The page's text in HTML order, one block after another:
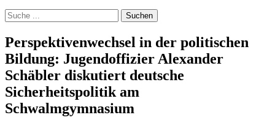
Suchen
Suchen
nach:
Perspektivenwechsel in der politischen
Bildung: Jugendoffizier Alexander
Schäbler diskutiert deutsche
Sicherheitspolitik am
Schwalmgymnasium